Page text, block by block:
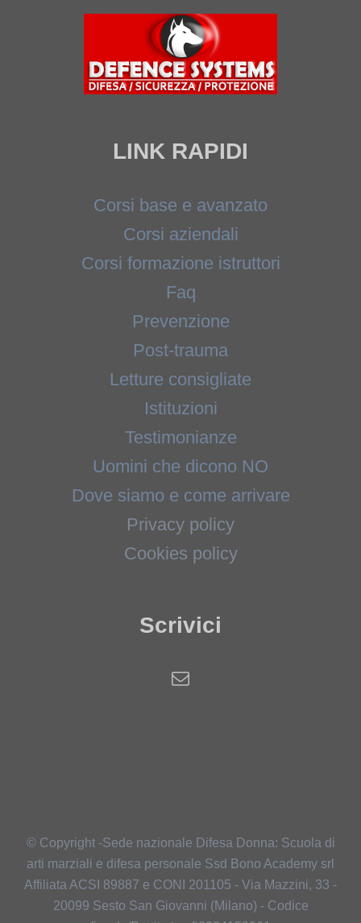
LINK RAPIDI
Corsi base e avanzato
Corsi aziendali
Corsi formazione istruttori
Faq
Prevenzione
Post-trauma
Letture consigliate
Istituzioni
Testimonianze
Uomini che dicono NO
Dove siamo e come arrivare
Privacy policy
Cookies policy
Scrivici
© Copyright -Sede nazionale Difesa Donna: Scuola di
arti marziali e difesa personale Ssd Bono Academy srl
Affiliata ACSI 89887 e CONI 201105 - Via Mazzini, 33 -
20099 Sesto San Giovanni (Milano) - Codice